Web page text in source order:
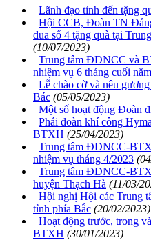
Lãnh đạo tỉnh đến tặng
Hội CCB, Đoàn TN
đua số 4 tặng quà tại
(10/07/2023)
Trung tâm ĐDNCC và
nhiệm vụ 6 tháng cuối
Lễ chào cờ và nêu
Bác (05/05/2023)
Một số hoạt động Đoàn
Phái đoàn khí công
BTXH (25/04/2023)
Trung tâm ĐDNCC-
nhiệm vụ tháng 4/2023
Trung tâm ĐDNCC-
huyện Thạch Hà (11/03/
Hội nghị Hội các Trung
tỉnh phía Bắc (20/02/2023)
Hoạt động trước, trong
BTXH (30/01/2023)